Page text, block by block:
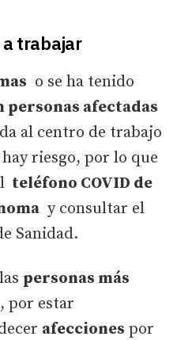
a trabajar
o se ha tenido
afectadas
al centro de trabajo
riesgo, por lo que
teléfono COVID de
y consultar el
Sanidad.
personas más
, por estar
afecciones por